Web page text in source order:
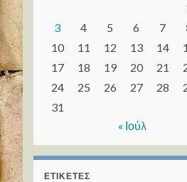
3
4 5 6 7
10
11 12 13 14
17
18 19 20 21
24
25 26 27 28
31
« Ιούλ
ΕΤΙΚΈΤΕΣ